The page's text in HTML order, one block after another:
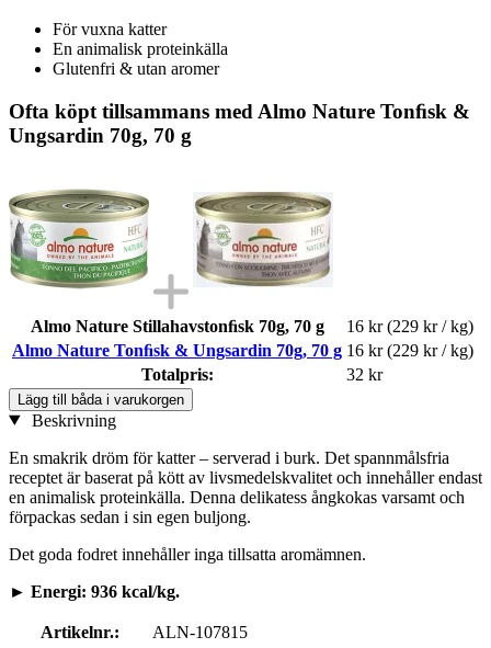
För vuxna katter
En animalisk proteinkälla
Glutenfri & utan aromer
Ofta köpt tillsammans med Almo Nature Tonﬁsk &
Ungsardin 70g, 70 g
Almo Nature Stillahavstonﬁsk 70g, 70 g 16 kr (229 kr / kg)
Almo Nature Tonﬁsk & Ungsardin 70g, 70 g 16 kr (229 kr / kg)
Totalpris:
32 kr
Lägg till båda i varukorgen
Beskrivning
En smakrik dröm för katter – serverad i burk. Det spannmålsfria
receptet är baserat på kött av livsmedelskvalitet och innehåller endast
en animalisk proteinkälla. Denna delikatess ångkokas varsamt och
förpackas sedan i sin egen buljong.
Det goda fodret innehåller inga tillsatta aromämnen.
► Energi: 936 kcal/kg.
Artikelnr.:
ALN-107815